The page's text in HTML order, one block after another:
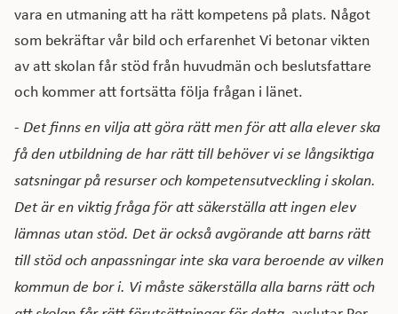
vara en utmaning att ha rätt kompetens på plats. Något
som bekräftar vår bild och erfarenhet Vi betonar vikten
av att skolan får stöd från huvudmän och beslutsfattare
och kommer att fortsätta följa frågan i länet.
- Det finns en vilja att göra rätt men för att alla elever ska
få den utbildning de har rätt till behöver vi se långsiktiga
satsningar på resurser och kompetensutveckling i skolan.
Det är en viktig fråga för att säkerställa att ingen elev
lämnas utan stöd. Det är också avgörande att barns rätt
till stöd och anpassningar inte ska vara beroende av vilken
kommun de bor i. Vi måste säkerställa alla barns rätt och